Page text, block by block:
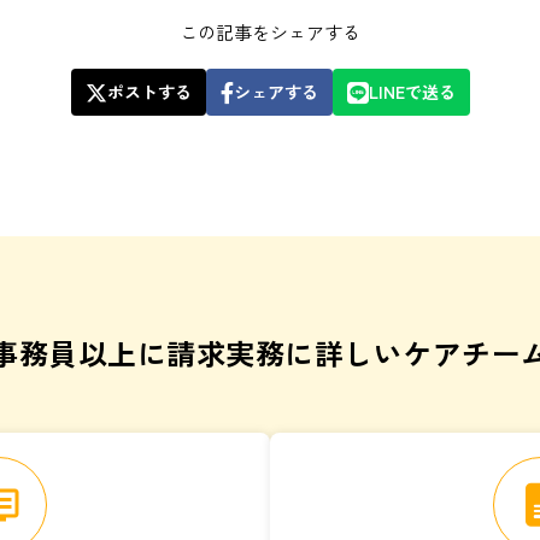
この記事をシェアする
ポストする シェアする LINEで送る
務員以上に請求実務に詳しいケアチー